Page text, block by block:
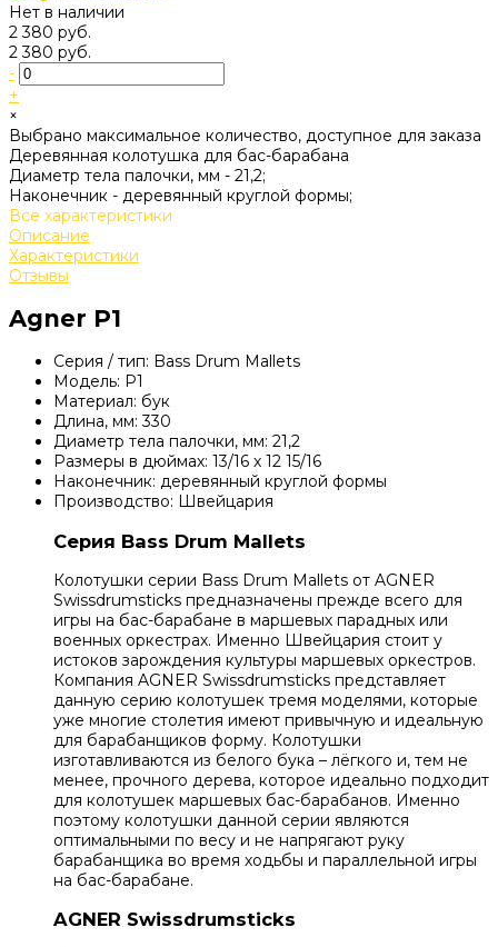
Нет в наличии
2 380 руб.
2 380 руб.
-
+
×
Выбрано максимальное количество, доступное для заказа
Деревянная колотушка для бас-барабана
Диаметр тела палочки, мм - 21,2;
Наконечник - деревянный круглой формы;
Все характеристики
Описание
Характеристики
Отзывы
Agner P1
Серия / тип: Bass Drum Mallets
Модель: P1
Материал: бук
Длина, мм: 330
Диаметр тела палочки, мм: 21,2
Размеры в дюймах: 13/16 x 12 15/16
Наконечник: деревянный круглой формы
Производство: Швейцария
Серия Bass Drum Mallets
Колотушки серии Bass Drum Mallets от AGNER
Swissdrumsticks предназначены прежде всего для
игры на бас-барабане в маршевых парадных или
военных оркестрах. Именно Швейцария стоит у
истоков зарождения культуры маршевых оркестров.
Компания AGNER Swissdrumsticks представляет
данную серию колотушек тремя моделями, которые
уже многие столетия имеют привычную и идеальную
для барабанщиков форму. Колотушки
изготавливаются из белого бука – лёгкого и, тем не
менее, прочного дерева, которое идеально подходит
для колотушек маршевых бас-барабанов. Именно
поэтому колотушки данной серии являются
оптимальными по весу и не напрягают руку
барабанщика во время ходьбы и параллельной игры
на бас-барабане.
AGNER Swissdrumsticks